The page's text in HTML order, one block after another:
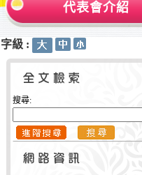
代表會介紹
字級 :
搜尋: